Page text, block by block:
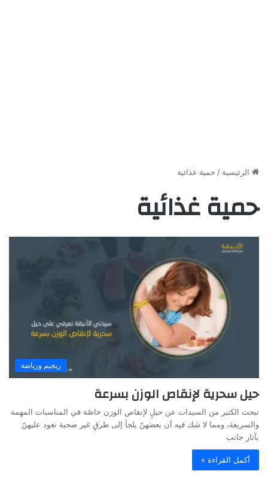
الرئيسية / حمية غذائية
حمية غذائية
ريجيم ورياضة
حيل سحرية لإنقاص الوزن بسرعة
تبحث الكثير من السيدات عن حيلٍ لإنقاص الوزن خاصّة في المناسبات المهمة
والسريعة، ومما لا شك فيه أن بعضهنّ يلجأ إلى طرقٍ غير صحية تعود عليهنّ
بآثار جانب
أكمل القراءة »